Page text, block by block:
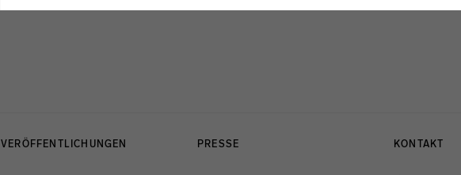
VERÖFFENTLICHUNGEN PRESSE KONTAKT